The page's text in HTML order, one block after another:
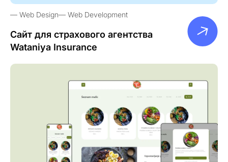
Web Design Web Development
Сайт для страхового агентства
Wataniya Insurance